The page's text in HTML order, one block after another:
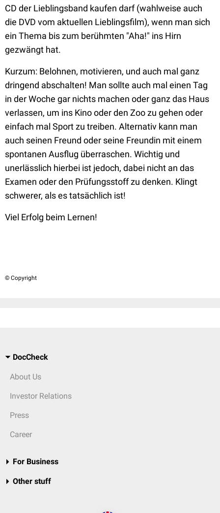
CD der Lieblingsband kaufen darf (wahlweise auch
die DVD vom aktuellen Lieblingsfilm), wenn man sich
ein Thema bis zum berühmten "Aha!" ins Hirn
gezwängt hat.
Kurzum: Belohnen, motivieren, und auch mal ganz
dringend abschalten! Man sollte auch mal einen Tag
in der Woche gar nichts machen oder ganz das Haus
verlassen, um ins Kino oder den Zoo zu gehen oder
einfach mal Sport zu treiben. Alternativ kann man
auch seinen Freund oder seine Freundin mit einem
spontanen Ausflug überraschen. Wichtig und
unerlässlich hierbei ist jedoch, dabei nicht an das
Examen oder den Prüfungsstoff zu denken. Klingt
schwerer, als es tatsächlich ist!
Viel Erfolg beim Lernen!
© Copyright
DocCheck
About Us
Investor Relations
Press
Career
For Business
Other stuff